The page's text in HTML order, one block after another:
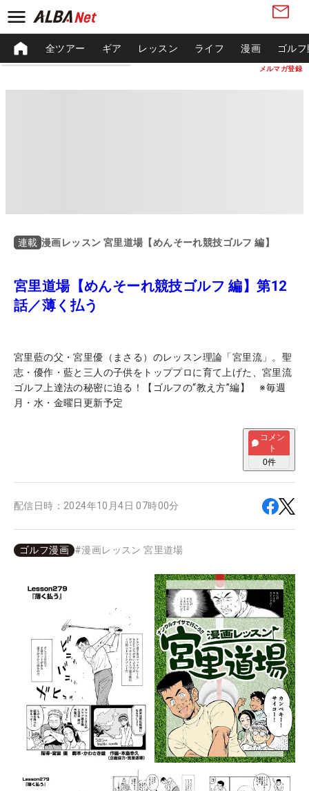
メルマガ登録
全ツアー ギア レッスン ライフ 漫画 ゴル
連載 漫画レッスン 宮里道場【めんそーれ競技ゴルフ 編】
宮里道場【めんそーれ競技ゴルフ 編】第12
話／薄く払う
宮里藍の父・宮里優（まさる）のレッスン理論「宮里流」。聖
志・優作・藍と三人の子供をトッププロに育て上げた、宮里流
ゴルフ上達法の秘密に迫る！【ゴルフの“教え方”編】 ※毎週
月・水・金曜日更新予定
コメン
ト
0件
配信日時： 2024年10月4日 07時00分
ゴルフ漫画 #漫画レッスン 宮里道場